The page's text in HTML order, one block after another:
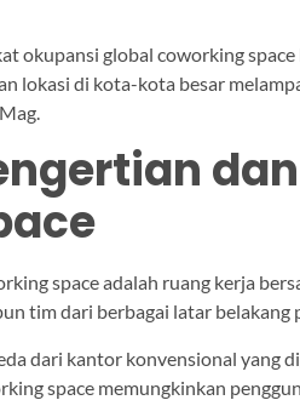
okupansi global coworking
lokasi di kota-kota besar
space adalah ruang kerja
tim dari berbagai latar belakang
dari kantor konvensional yang
space memungkinkan